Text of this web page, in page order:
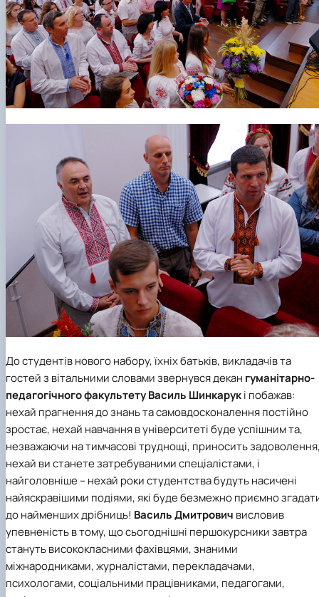
До студентів нового набору, їхніх батьків, викладачів та
гостей з вітальними словами звернувся декан гуманітарно-
педагогічного факультетуВасиль Шинкарукі побажав:
нехай прагнення до знань та самовдосконалення постійно
зростає, нехай навчання в університеті буде успішним та,
незважаючи на тимчасові труднощі, приносить
нехай ви станете затребуваними спеціалістами, і
найголовніше – нехай роки студентства будуть насичені
найяскравішими подіями, які буде безмежно приємно
до найменших дрібниць! Василь Дмитрович висловив
упевненість в тому, що сьогоднішні першокурсники завтра
стануть висококласними фахівцями, знаними
міжнародниками, журналістами, перекладачами,
психологами, соціальними працівниками, педагогами,